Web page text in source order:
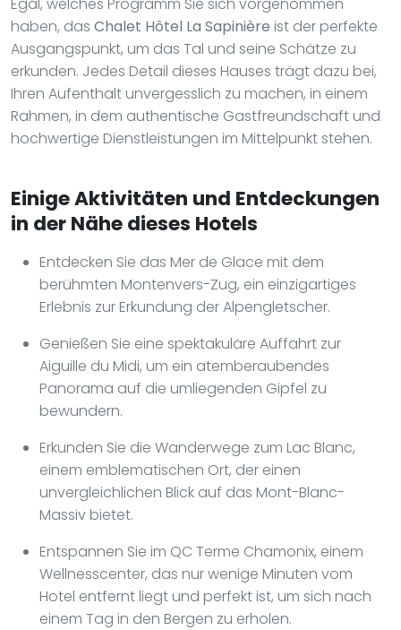
haben, das Chalet Hôtel La Sapinière ist der perfekte
Ausgangspunkt, um das Tal und seine Schätze zu
erkunden. Jedes Detail dieses Hauses trägt dazu bei,
Ihren Aufenthalt unvergesslich zu machen, in einem
Rahmen, in dem authentische Gastfreundschaft und
hochwertige Dienstleistungen im Mittelpunkt stehen.
Einige Aktivitäten und Entdeckungen
in der Nähe dieses Hotels
Entdecken Sie das Mer de Glace mit dem
berühmten Montenvers-Zug, ein einzigartiges
Erlebnis zur Erkundung der Alpengletscher.
Genießen Sie eine spektakuläre Auffahrt zur
Aiguille du Midi, um ein atemberaubendes
Panorama auf die umliegenden Gipfel zu
bewundern.
Erkunden Sie die Wanderwege zum Lac Blanc,
einem emblematischen Ort, der einen
unvergleichlichen Blick auf das Mont-Blanc-
Massiv bietet.
Entspannen Sie im QC Terme Chamonix, einem
Wellnesscenter, das nur wenige Minuten vom
Hotel entfernt liegt und perfekt ist, um sich nach
einem Tag in den Bergen zu erholen.